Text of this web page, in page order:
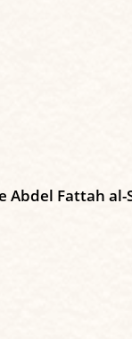
Fattah al-